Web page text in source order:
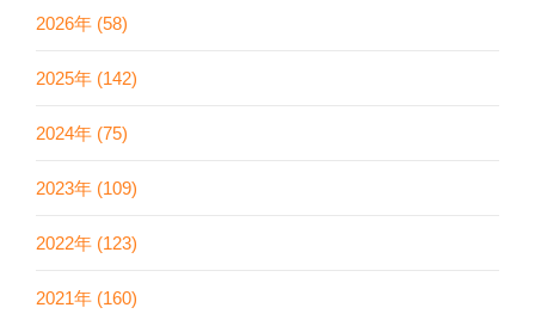
2026年 (58)
2025年 (142)
2024年 (75)
2023年 (109)
2022年 (123)
2021年 (160)